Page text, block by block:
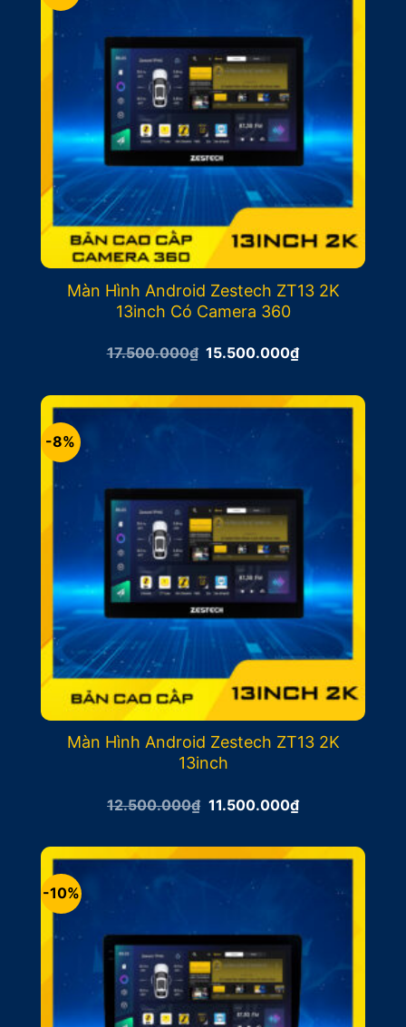
Màn Hình Android Zestech ZT13 2K
13inch Có Camera 360
17.500.000₫ Giá
17.500.000₫.
15.500.000₫Giá
là:
15.500.000₫.
-8%
Màn Hình Android Zestech ZT13 2K
13inch
12.500.000₫ Giá
12.500.000₫.
11.500.000₫Giá
hiện
là:
11.500.000₫.
-10%